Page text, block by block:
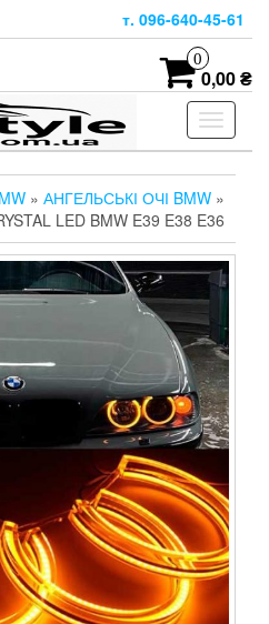
т. 096-640-45-61
0
0,00 ₴
Toggle
» АНГЕЛЬСЬКІ ОЧІ BMW »
LED BMW E39 E38 E36